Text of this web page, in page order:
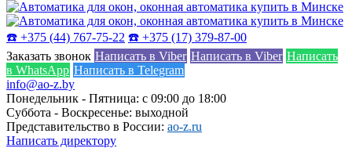
☎️ +375 (44) 767-75-22 ☎️ +375 (17) 379-87-00
Заказать звонок Написать в Viber Написать в Viber Написать
в WhatsApp Написать в Telegram
info@ao-z.by
Понедельник - Пятница: с 09:00 до 18:00
Суббота - Воскресенье: выходной
Представительство в России: ao-z.ru
Написать директору